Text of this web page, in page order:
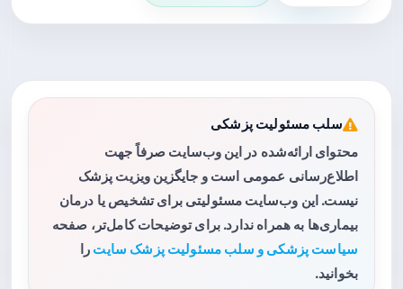
سلب مسئولیت پزشکی
محتوای ارائه‌شده در این وب‌سایت صرفاً جهت
اطلاع‌رسانی عمومی است و جایگزین ویزیت پزشک
نیست. این وب‌سایت مسئولیتی برای تشخیص یا درمان
بیماری‌ها به همراه ندارد. برای توضیحات کامل‌تر، صفحه
سیاست پزشکی و سلب مسئولیت پزشک سایت را
بخوانید.